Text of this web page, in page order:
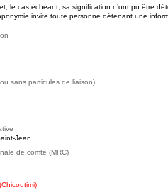
le cas échéant, sa signification n’ont pu être
invite toute personne détenant une
sans particules de liaison)
Jean
de comté (MRC)
(Chicoutimi)